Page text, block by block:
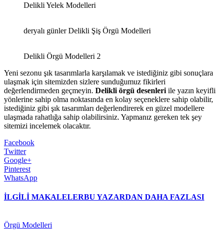
Delikli Yelek Modelleri
deryalı günler Delikli Şiş Örgü Modelleri
Delikli Örgü Modelleri 2
Yeni sezonu şık tasarımlarla karşılamak ve istediğiniz gibi sonuçlara
ulaşmak için sitemizden sizlere sunduğumuz fikirleri
değerlendirmeden geçmeyin. Delikli örgü desenleri ile yazın keyifli
yönlerine sahip olma noktasında en kolay seçeneklere sahip olabilir,
istediğiniz gibi şık tasarımları değerlendirerek en güzel modellere
ulaşmada rahatlığa sahip olabilirsiniz. Yapmanız gereken tek şey
sitemizi incelemek olacaktır.
Facebook
Twitter
Google+
Pinterest
WhatsApp
İLGİLİ MAKALELERBU YAZARDAN DAHA FAZLASI
Örgü Modelleri